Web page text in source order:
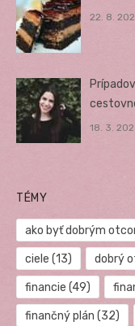
22. 8.
18. 3.
TÉMY
ako byť dobrým
ciele (13) dobrý
financie (49)
finančný plán (32)